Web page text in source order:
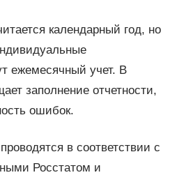
календарный год, но
ежемесячный учет. В
заполнение отчетности,
ошибок.
в соответствии с
Росстатом и